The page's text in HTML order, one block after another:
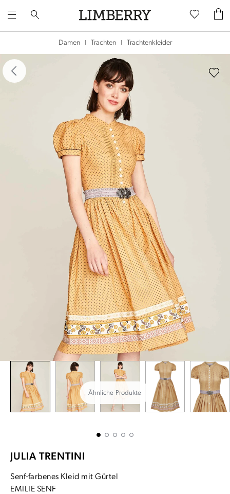
Damen Trachten Trachtenkleider
überspringen
Ähnliche Produkte
JULIA TRENTINI
Senf-farbenes Kleid mit Gürtel
EMILIE SENF